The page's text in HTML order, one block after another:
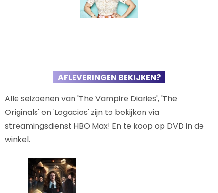
AFLEVERINGEN BEKIJKEN?
Alle seizoenen van 'The Vampire Diaries', 'The
Originals' en 'Legacies' zijn te bekijken via
streamingsdienst HBO Max! En te koop op DVD in de
winkel.